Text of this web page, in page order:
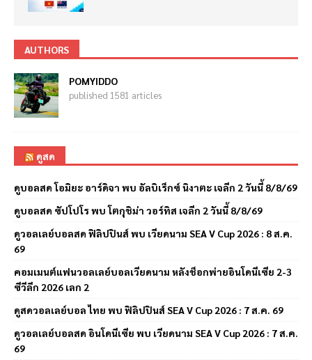
AUTHORS
POMYIDDO
published 1581 articles
ดูสด
ดูบอลสด โอมิยะ อาร์ดิจา พบ อัลบิเร็กซ์ นิงาตะ เจลีก 2 วันนี้ 8/8/69
ดูบอลสด ซัปโปโร พบ โตกุชิม่า วอร์ทิส เจลีก 2 วันนี้ 8/8/69
ดูวอลเลย์บอลสด ฟิลิปปินส์ พบ เวียดนาม SEA V Cup 2026 : 8 ส.ค.
69
คอมเมนต์แฟนวอลเลย์บอลเวียดนาม หลังช็อกพ่ายอินโดนีเซีย 2-3
ซีวีลีก 2026 เลก 2
ดูสดวอลเลย์บอล ไทย พบ ฟิลิปปินส์ SEA V Cup 2026 : 7 ส.ค. 69
ดูวอลเลย์บอลสด อินโดนีเซีย พบ เวียดนาม SEA V Cup 2026 : 7 ส.ค.
69